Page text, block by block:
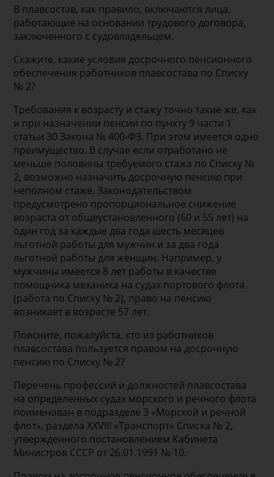
В плавсостав, как правило, включаются лица,
работающие на основании трудового договора,
заключенного с судовладельцем.
Скажите, какие условия досрочного пенсионного
обеспечения работников плавсостава по Списку
№ 2?
Требования к возрасту и стажу точно такие же, как
и при назначении пенсии по пункту 9 части 1
статьи 30 Закона № 400-ФЗ. При этом имеется одно
преимущество. В случае если отработано не
меньше половины требуемого стажа по Списку №
2, возможно назначить досрочную пенсию при
неполном стаже. Законодательством
предусмотрено пропорциональное снижение
возраста от общеустановленного (60 и 55 лет) на
один год за каждые два года шесть месяцев
льготной работы для мужчин и за два года
льготной работы для женщин. Например, у
мужчины имеется 8 лет работы в качестве
помощника механика на судах портового флота
(работа по Списку № 2), право на пенсию
возникает в возрасте 57 лет.
Поясните, пожалуйста, кто из работников
плавсостава пользуется правом на досрочную
пенсию по Списку № 2?
Перечень профессий и должностей плавсостава
на определенных судах морского и речного флота
поименован в подразделе 3 «Морской и речной
флот», раздела XXVIII «Транспорт» Списка № 2,
утвержденного постановлением Кабинета
Министров СССР от 26.01.1991 № 10.